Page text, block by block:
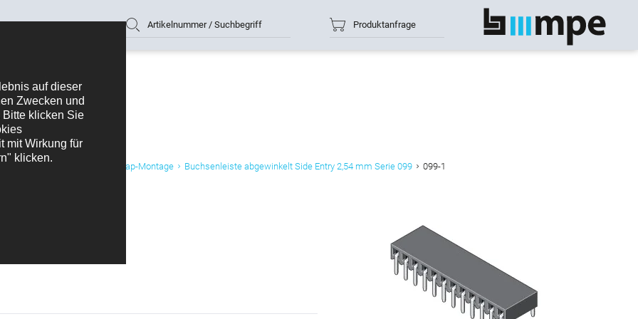
Artikelnummer / Suchbegriff Produktanfrage Alle anzeigen
SMD-, Wellenlöt- und Wire-Wrap-Montage Buchsenleiste abgewinkelt Side Entry 2,54 mm Serie 099 099-1